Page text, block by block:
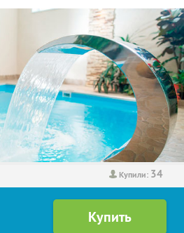
Купили: 34